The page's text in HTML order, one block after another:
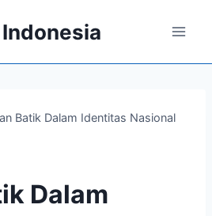
Batik Dalam Identitas Nasional
Dalam